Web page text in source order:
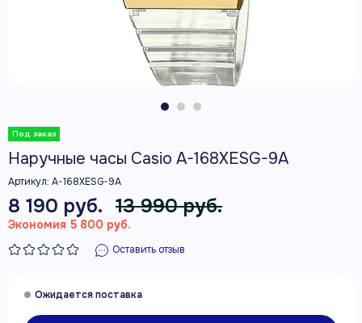
Наручные часы Casio A-168XESG-9A
Артикул: A-168XESG-9A
8 190 руб. 13 990 руб.
Экономия 5 800 руб.
Оставить отзыв